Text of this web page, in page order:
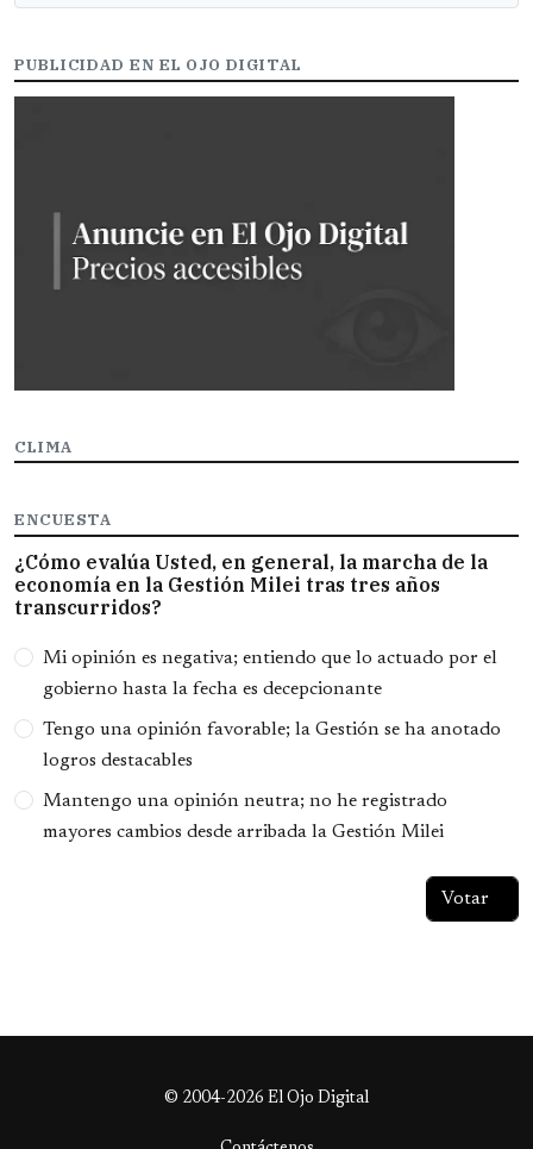
PUBLICIDAD EN EL OJO DIGITAL
CLIMA
ENCUESTA
¿Cómo evalúa Usted, en general, la marcha de la
economía en la Gestión Milei tras tres años
transcurridos?
Opciones
Mi opinión es negativa; entiendo que lo actuado por el
gobierno hasta la fecha es decepcionante
Tengo una opinión favorable; la Gestión se ha anotado
logros destacables
Mantengo una opinión neutra; no he registrado
mayores cambios desde arribada la Gestión Milei
© 2004-2026 El Ojo Digital